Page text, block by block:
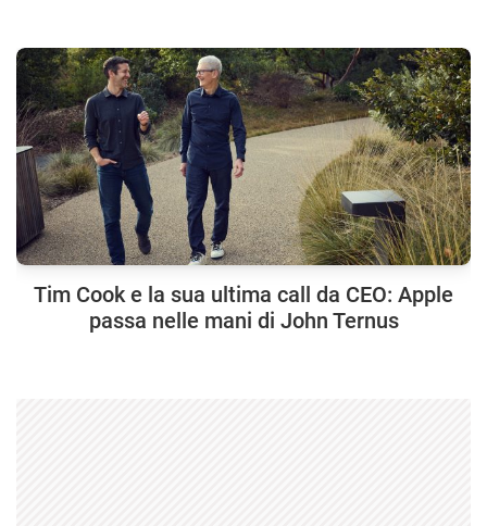
Tim Cook e la sua ultima call da CEO: Apple
passa nelle mani di John Ternus